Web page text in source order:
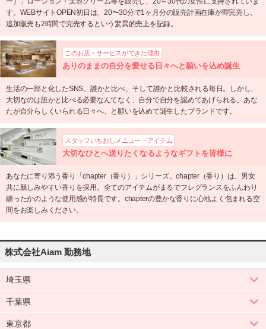
す。WEBサイトOPEN初日は、20〜30分で1ヶ月分の販売計画在庫が即完売し、
追加販売も2時間で完売するという驚異的売上を記録。
このお店・サービスができた理由
ありのままの自分を愛せる日々へと願いを込め誕生
生活の一部と化したSNS。誰かと比べ、そして誰かと比較される毎日。しかし、
大切なのは誰かと比べる必要なんてなく、自分で自分を認めてあげられる。あな
たが自分らしくいられる日々へ。と願いを込めて誕生したブランドです。
スタッフいちおしメニュー・アイテム
大切なひとへ送りたくなるようなギフトを皆様に
あなたに寄り添う香り「chapter（香り）」シリーズ。chapter（香り）は、男女
共に親しみやすい香りを採用。全てのアイテムがまるでフレグランスをふんわり
纏ったかのような使用感が特長です。chapterの豊かな香りに心地よく包まれる空
間をお楽しみください。
株式会社Aiam 勤務地
埼玉県
千葉県
東京都